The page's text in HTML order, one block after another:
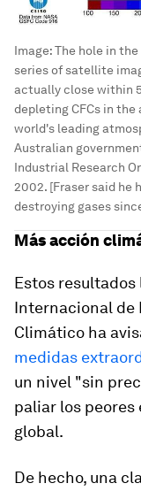
Image:The hole in
series of satellite
actually close within
depleting CFCs in
world's leading
Australian
Industrial Research
2002. [Fraser said he
destroying gases
Más acción
Estos resultados
Internacional de
Climático ha
medidas
un nivel "sin
paliar los
global.
De hecho, una